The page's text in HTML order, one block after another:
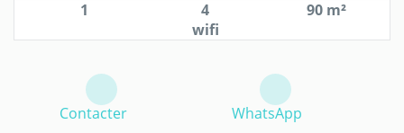
1 4
90 m²
wifi
Contacter WhatsApp